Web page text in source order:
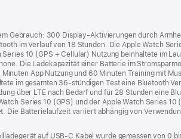
Gebrauch: 300 Display-Aktivierungen durch
im Verlauf von 18 Stunden. Die Apple Watch
10 (GPS + Cellular) Nutzung beinhaltete im
Die Ladekapazität einer Batterie im
App Nutzung und 60 Minuten Training mit
im gesamten 36‑stündigen Test eine Bluetooth
über LTE nach Bedarf und für 28 Stunden eine
Series 10 (GPS) und der Apple Watch Series 10
Die Batterie­laufzeit variiert abhängig von
auf USB-C Kabel wurde gemessen von 0